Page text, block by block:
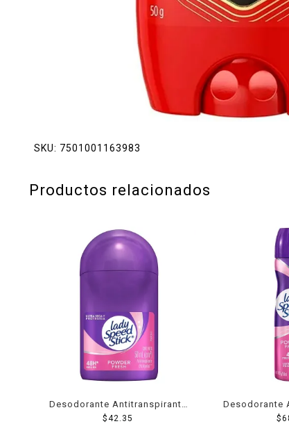
SKU: 7501001163983
Productos relacionados
Desodorante Antitranspirante
Lady Speed Stick Powder
$42.35
Desodorante
Lady
$